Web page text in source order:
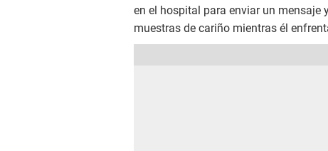
en el hospital para enviar un mensaje
muestras de cariño mientras él